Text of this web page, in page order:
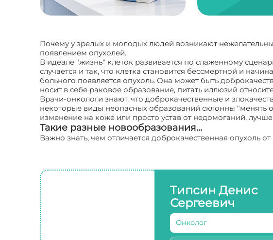
Почему у зрелых и молодых людей возникают
появлением опухолей.
В идеале "жизнь" клеток развивается по слаженному
случается и так, что клетка становится бессмертной и
больного появляется опухоль. Она может быть
носит в себе раковое образование, питать иллюзий
Врачи-онкологи знают, что доброкачественные и
некоторые виды неопасных образований склонны "менять
изменение на коже или просто устав от недомоганий,
Такие разные новообразования...
Важно знать, чем отличается доброкачественная опухоль
Типсин Денис
Сергеевич
Онколог